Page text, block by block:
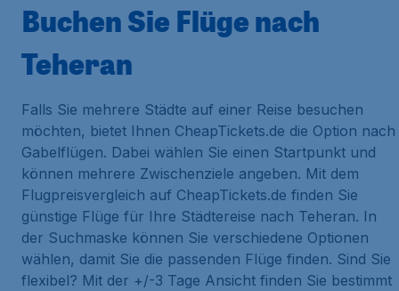
Buchen Sie Flüge nach
Teheran
Falls Sie mehrere Städte auf einer Reise besuchen
möchten, bietet Ihnen CheapTickets.de die Option nach
Gabelflügen. Dabei wählen Sie einen Startpunkt und
können mehrere Zwischenziele angeben. Mit dem
Flugpreisvergleich auf CheapTickets.de finden Sie
günstige Flüge für Ihre Städtereise nach Teheran. In
der Suchmaske können Sie verschiedene Optionen
wählen, damit Sie die passenden Flüge finden. Sind Sie
flexibel? Mit der +/-3 Tage Ansicht finden Sie bestimmt